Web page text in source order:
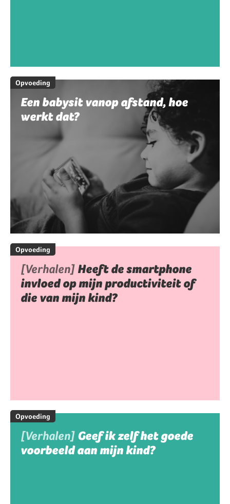
Opvoeding
Een babysit vanop afstand, hoe
werkt dat?
Opvoeding
[Verhalen] Heeft de smartphone
invloed op mijn productiviteit of
die van mijn kind?
Opvoeding
[Verhalen] Geef ik zelf het goede
voorbeeld aan mijn kind?